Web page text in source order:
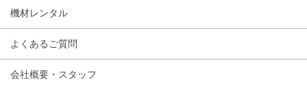
機材レンタル
よくあるご質問
会社概要・スタッフ